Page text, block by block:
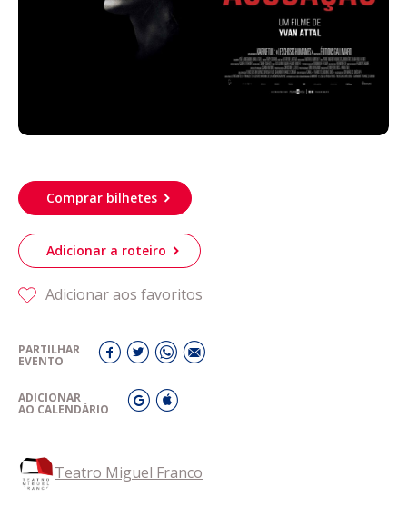
Comprar bilhetes
Adicionar a roteiro
Adicionar aos favoritos
PARTILHAR
EVENTO
ADICIONAR
AO CALENDÁRIO
Teatro Miguel Franco